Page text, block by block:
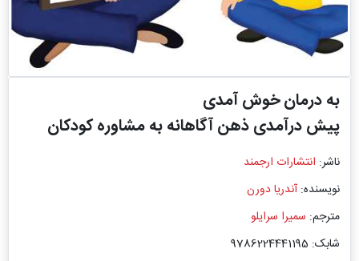
به درمان خوش آمدی
پیش درآمدی ذهن آگاهانه به مشاوره کودکان
ناشر: انتشارات ارجمند
نویسنده:آندریا دورن
مترجم: سمیرا سرایلو
شابک: 9786224441195